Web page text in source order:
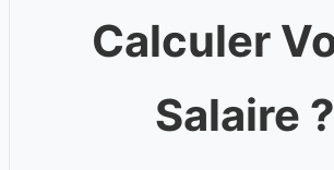
Calculer
Salaire ?